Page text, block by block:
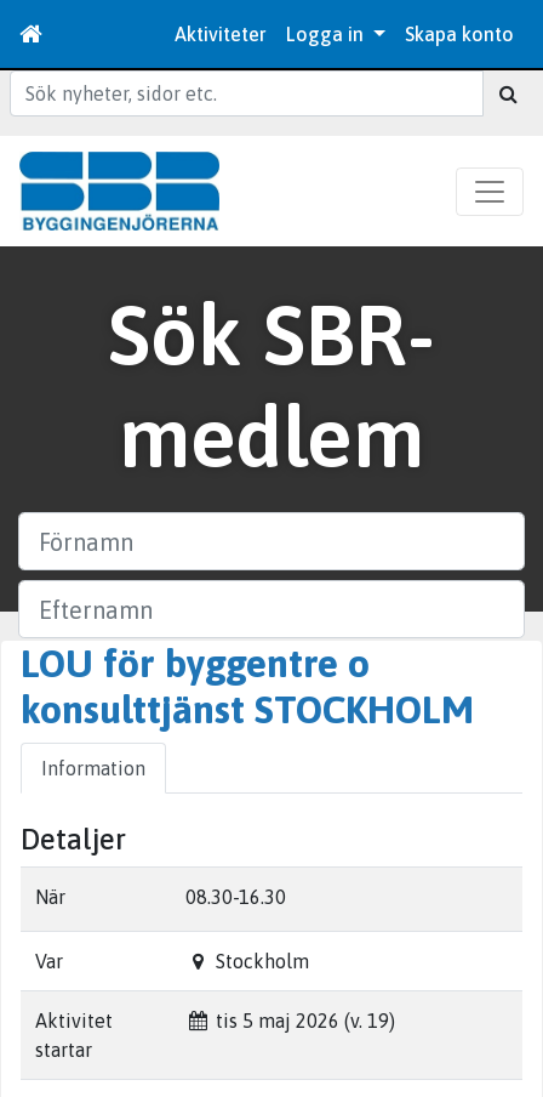
Aktiviteter Logga in Skapa konto
Sök
Sök SBR-
medlem
Företag
Ort
LOU för byggentre o
konsulttjänst STOCKHOLM
Information
Detaljer
När 08.30-16.30
Var Stockholm
Aktivitet
startar
tis 5 maj 2026 (v. 19)